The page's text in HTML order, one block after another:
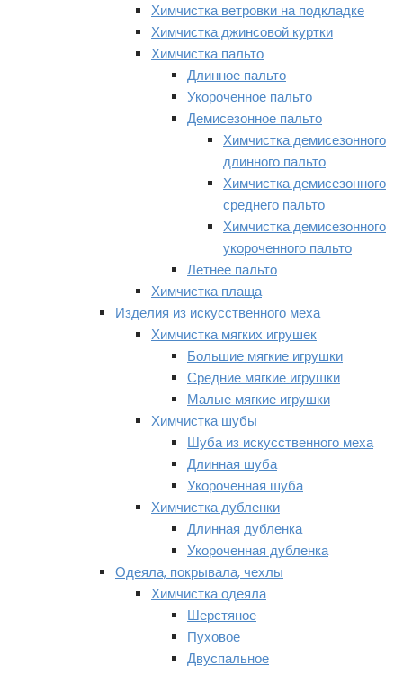
Химчистка ветровки на подкладке
Химчистка джинсовой куртки
Химчистка пальто
Длинное пальто
Укороченное пальто
Демисезонное пальто
Химчистка демисезонного
длинного пальто
Химчистка демисезонного
среднего пальто
Химчистка демисезонного
укороченного пальто
Летнее пальто
Химчистка плаща
Изделия из искусственного меха
Химчистка мягких игрушек
Большие мягкие игрушки
Средние мягкие игрушки
Малые мягкие игрушки
Химчистка шубы
Шуба из искусственного меха
Длинная шуба
Укороченная шуба
Химчистка дубленки
Длинная дубленка
Укороченная дубленка
Одеяла, покрывала, чехлы
Химчистка одеяла
Шерстяное
Пуховое
Двуспальное